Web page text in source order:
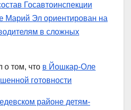
Госавтоинспекции
Марий Эл ориентирован на
в сложных
о том, что в Йошкар-Оле
готовности
районе детям-